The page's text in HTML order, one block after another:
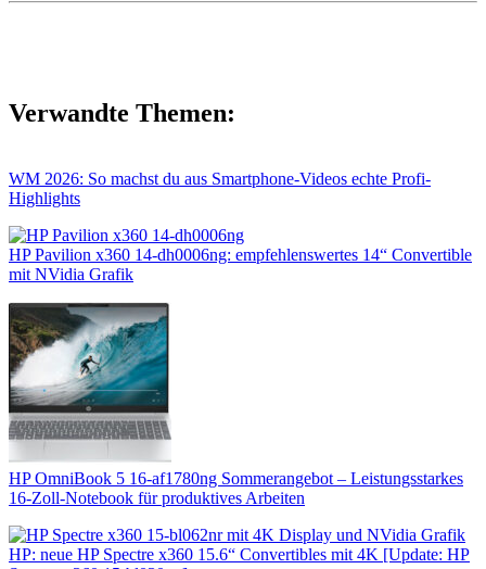
Verwandte Themen:
WM 2026: So machst du aus Smartphone-Videos echte Profi-
Highlights
HP Pavilion x360 14-dh0006ng: empfehlenswertes 14“ Convertible
mit NVidia Grafik
HP OmniBook 5 16-af1780ng Sommerangebot – Leistungsstarkes
16-Zoll-Notebook für produktives Arbeiten
HP: neue HP Spectre x360 15.6“ Convertibles mit 4K [Update: HP